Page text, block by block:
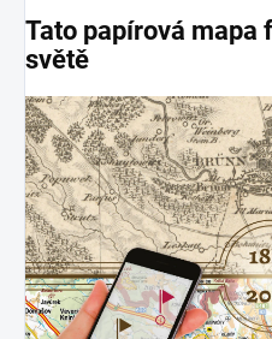
Tato papírová mapa
světě